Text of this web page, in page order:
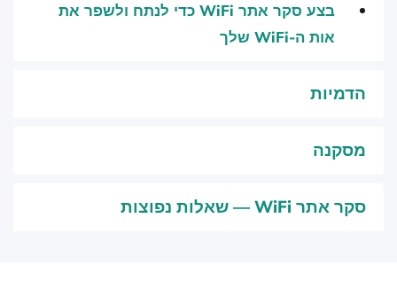
בצע סקר אתר WiFi כדי לנתח ולשפר את
אות ה-WiFi שלך
הדמיות
מסקנה
סקר אתר WiFi — שאלות נפוצות